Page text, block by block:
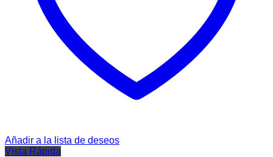
Añadir a la lista de deseos
Vista Rápida